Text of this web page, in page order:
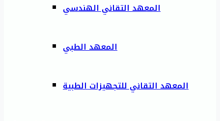
المعهد التقاني الهندسي
المعهد الطبي
المعهد التقاني للتجهيزات الطبية